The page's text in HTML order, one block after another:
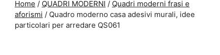
Home / QUADRI MODERNI / Quadri moderni frasi e
aforismi / Quadro moderno casa adesivi murali, idee
particolari per arredare QS061